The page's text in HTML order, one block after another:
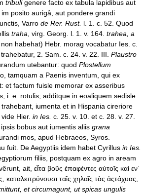
tribuligenere facto ex tabula lapidibus aut
posito aurigâ, aut pondere grandi
Varro de Rer. Rust. l. 1. c. 52. Quod
traha , virg. Georg. l. 1. v. 164. trahea, a
habehat) Hebr. morag vocabatur Ies. c.
2. Sam. c. 24. v. 22. III. Plaustro
utebantur: quod Plostellum
tamquam a Paenis inventum, qui ex
et factum fuisle memorar ex asseribus
i. e. rotulis; additque in eoaliquem sedisle
iumenta et in Hispania cireriore
Hier. in Ies. c. 25. v. 10. et c. 28. v. 27.
bobus aut iumentis aliis grana
mos, apud Hebraeos, Syros.
fuit. De Aegyptiis idem habet Cyrillus in Ies.
filiis, postquam ex agro in aream
ait, εἶτα βοῦς ἐπαφέντες αὐτοῖς καὶ εν᾿
καταλεπρύνουσι ταῖς χηλαῖς τὰς ἀςτάχυας,
et circumagunt, ut spicas ungulis